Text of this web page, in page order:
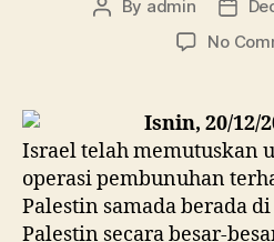
Post
By admin
Post
date
No
Isnin, 20/12/
Israel telah memutuskan
operasi pembunuhan
Palestin samada berada
Palestin secara besar-